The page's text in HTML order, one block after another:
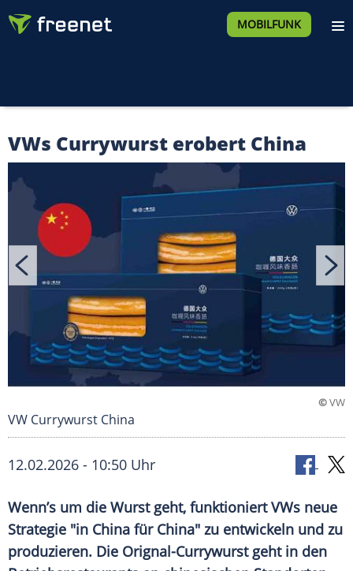
MOBILFUNK
VWs Currywurst erobert China
©VW
VW Currywurst China
12.02.2026 - 10:50 Uhr
Wenn’s um die Wurst geht, funktioniert VWs neue
Strategie "in China für China" zu entwickeln und zu
produzieren. Die Orignal-Currywurst geht in den